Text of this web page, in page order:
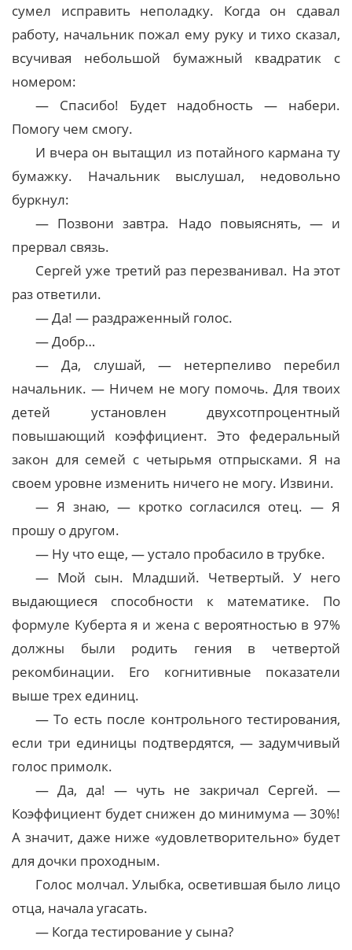
сумел исправить неполадку. Когда он сдавал
работу, начальник пожал ему руку и тихо сказал,
всучивая небольшой бумажный квадратик с
номером:
— Спасибо! Будет надобность — набери.
Помогу чем смогу.
И вчера он вытащил из потайного кармана ту
бумажку. Начальник выслушал, недовольно
буркнул:
— Позвони завтра. Надо повыяснять, — и
прервал связь.
Сергей уже третий раз перезванивал. На этот
раз ответили.
— Да! — раздраженный голос.
— Добр…
— Да, слушай, — нетерпеливо перебил
начальник. — Ничем не могу помочь. Для твоих
детей установлен двухсотпроцентный
повышающий коэффициент. Это федеральный
закон для семей с четырьмя отпрысками. Я на
своем уровне изменить ничего не могу. Извини.
— Я знаю, — кротко согласился отец. — Я
прошу о другом.
— Ну что еще, — устало пробасило в трубке.
— Мой сын. Младший. Четвертый. У него
выдающиеся способности к математике. По
формуле Куберта я и жена с вероятностью в 97%
должны были родить гения в четвертой
рекомбинации. Его когнитивные показатели
выше трех единиц.
— То есть после контрольного тестирования,
если три единицы подтвердятся, — задумчивый
голос примолк.
— Да, да! — чуть не закричал Сергей. —
Коэффициент будет снижен до минимума — 30%!
А значит, даже ниже «удовлетворительно» будет
для дочки проходным.
Голос молчал. Улыбка, осветившая было лицо
отца, начала угасать.
— Когда тестирование у сына?